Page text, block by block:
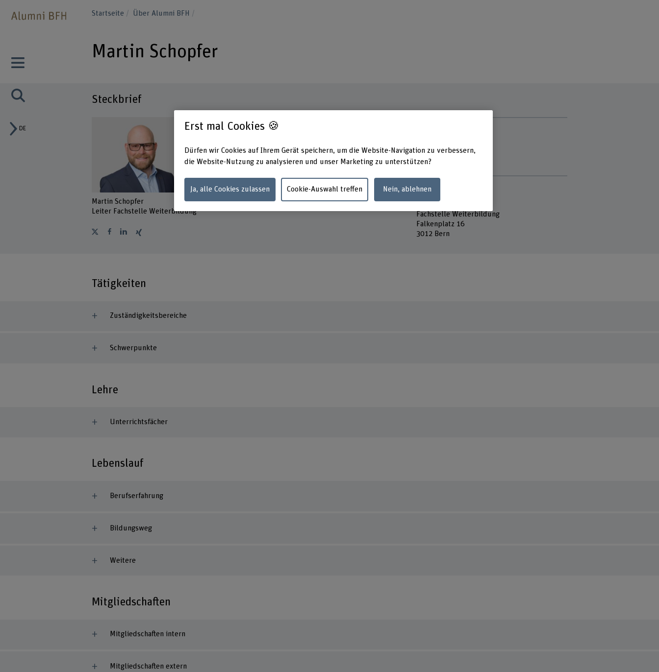
DE
Startseite Über Alumni BFH
Martin Schopfer
Steckbrief
Martin Schopfer
Leiter Fachstelle Weiterbildung
Kontakt
E-Mail anzeigen
Dienstag
Donnerstag
Adresse
Fachstelle Weiterbildung
Falkenplatz 16
3012 Bern
Tätigkeiten
Zuständigkeitsbereiche
Schwerpunkte
Lehre
Unterrichtsfächer
Lebenslauf
Berufserfahrung
Bildungsweg
Weitere
Mitgliedschaften
Mitgliedschaften intern
Mitgliedschaften extern
Erst mal Cookies 🍪
Dürfen wir Cookies auf Ihrem Gerät speichern, um die Website-Navigation zu verbessern,
die Website-Nutzung zu analysieren und unser Marketing zu unterstützen?
Ja, alle Cookies zulassen Cookie-Auswahl treffen Nein, ablehnen